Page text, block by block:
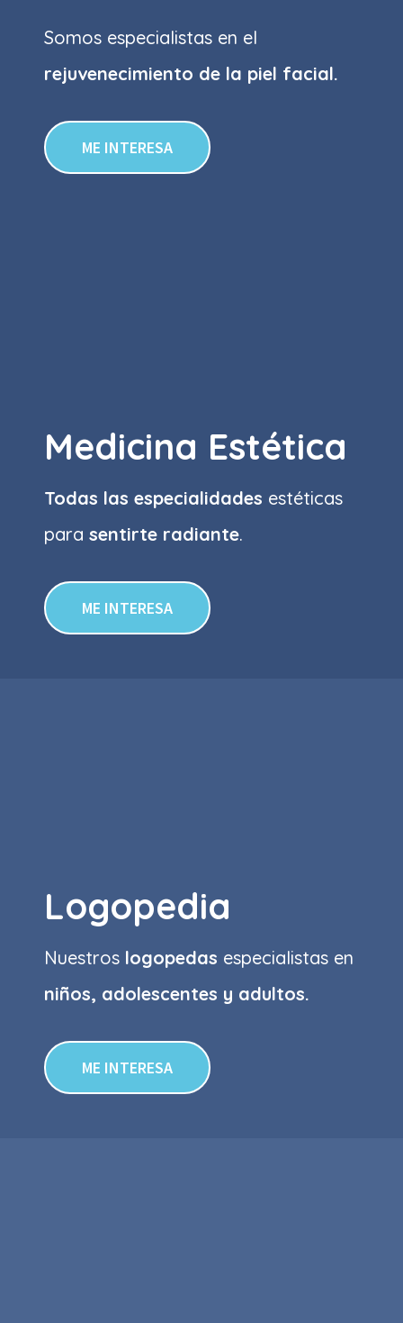
Somos especialistas en el
rejuvenecimiento de la piel facial.
ME INTERESA
Medicina Estética
Todas las especialidades estéticas
parasentirte radiante.
ME INTERESA
Logopedia
Nuestros logopedas especialistas en
niños, adolescentes y adultos.
ME INTERESA